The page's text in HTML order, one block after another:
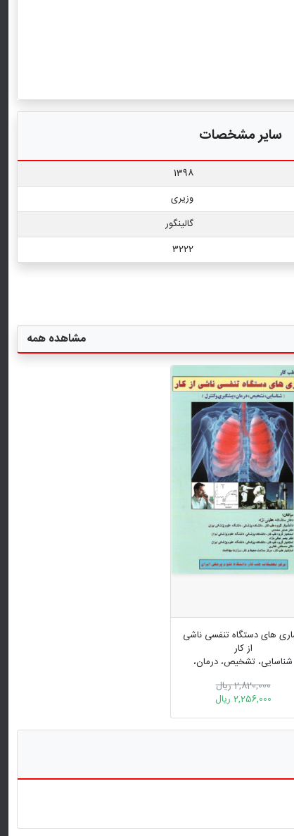
سایر مشخصات
1398
وزیری
گالینگور
3222
مشاهده همه
های دستگاه تنفسی ناشی
از کار
شناسایی، تشخیص، درمان،
2,820,000 ریال
2,256,000 ریال